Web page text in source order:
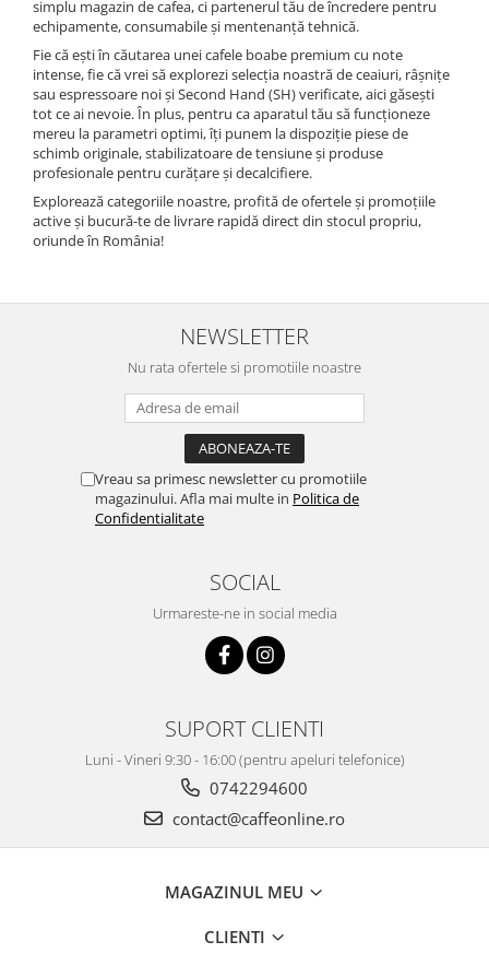
simplu magazin de cafea, ci partenerul tău de încredere pentru
echipamente, consumabile și mentenanță tehnică.
Fie că ești în căutarea unei cafele boabe premium cu note
intense, fie că vrei să explorezi selecția noastră de ceaiuri, râșnițe
sau espressoare noi și Second Hand (SH) verificate, aici găsești
tot ce ai nevoie. În plus, pentru ca aparatul tău să funcționeze
mereu la parametri optimi, îți punem la dispoziție piese de
schimb originale, stabilizatoare de tensiune și produse
profesionale pentru curățare și decalcifiere.
Explorează categoriile noastre, profită de ofertele și promoțiile
active și bucură-te de livrare rapidă direct din stocul propriu,
oriunde în România!
NEWSLETTER
Nu rata ofertele si promotiile noastre
Vreau sa primesc newsletter cu promotiile
magazinului. Afla mai multe in Politica de
Confidentialitate
SOCIAL
Urmareste-ne in social media
SUPORT CLIENTI
Luni - Vineri 9:30 - 16:00 (pentru apeluri telefonice)
0742294600
contact@caffeonline.ro
MAGAZINUL MEU
CLIENTI